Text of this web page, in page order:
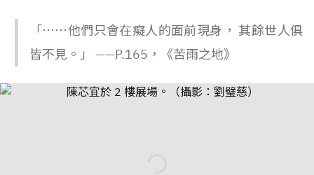
「⋯⋯他們只會在癡人的面前現身， 其餘世人俱
皆不見。」 ——P.165，《苦雨之地》